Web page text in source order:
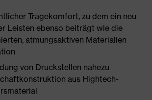
Tragekomfort, zu dem ein neu
Leisten ebenso beiträgt wie die
atmungsaktiven Materialien
von Druckstellen nahezu
aus Hightech-